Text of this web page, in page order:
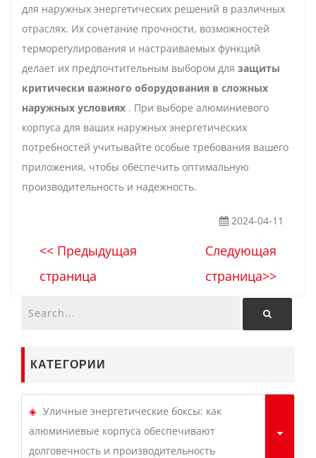
для наружных энергетических решений в различных
отраслях. Их сочетание прочности, возможностей
терморегулирования и настраиваемых функций
делает их предпочтительным выбором для защиты
критически важного оборудования в сложных
наружных условиях . При выборе алюминиевого
корпуса для ваших наружных энергетических
потребностей учитывайте особые требования вашего
приложения, чтобы обеспечить оптимальную
производительность и надежность.
2024-04-11
<< Предыдущая
страница
Следующая
страница>>
КАТЕГОРИИ
Уличные энергетические боксы: как
алюминиевые корпуса обеспечивают
долговечность и производительность